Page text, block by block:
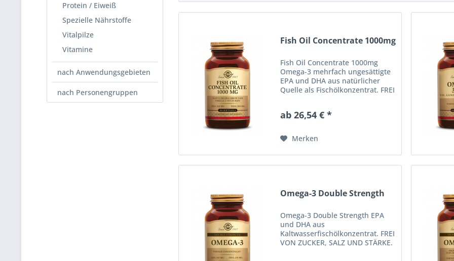
Protein / Eiweiß
Spezielle Nährstoffe
Vitalpilze
Vitamine
nach Anwendungsgebieten
nach Personengruppen
Fish Oil Concentrate 1000mg
Fish Oil Concentrate 1000mg
Omega-3 mehrfach ungesättigte
EPA und DHA aus natürlicher
Quelle als Fischölkonzentrat. FREI
60 und 120
Verzehrempfehlung Als...
ab 26,54 € *
Merken
Omega-3 Double Strength
Omega-3 Double Strength EPA
und DHA aus
Kaltwasserfischölkonzentrat. FREI
VON ZUCKER, SALZ UND STÄRKE.